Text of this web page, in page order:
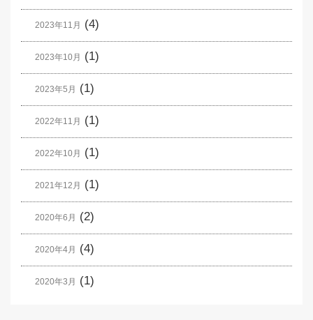
2023年11月 (4)
2023年10月 (1)
2023年5月 (1)
2022年11月 (1)
2022年10月 (1)
2021年12月 (1)
2020年6月 (2)
2020年4月 (4)
2020年3月 (1)